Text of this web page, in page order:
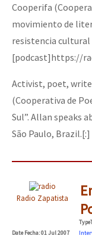
Cooperifa
movimiento de
resistencia cultural
[podcast]https://
Activist, poet,
(Cooperativa de
Sul”. Allan speaks
São Paulo, Brazil.[:]
Radio Zapatista
DateFecha: 01 Jul 2007
Type